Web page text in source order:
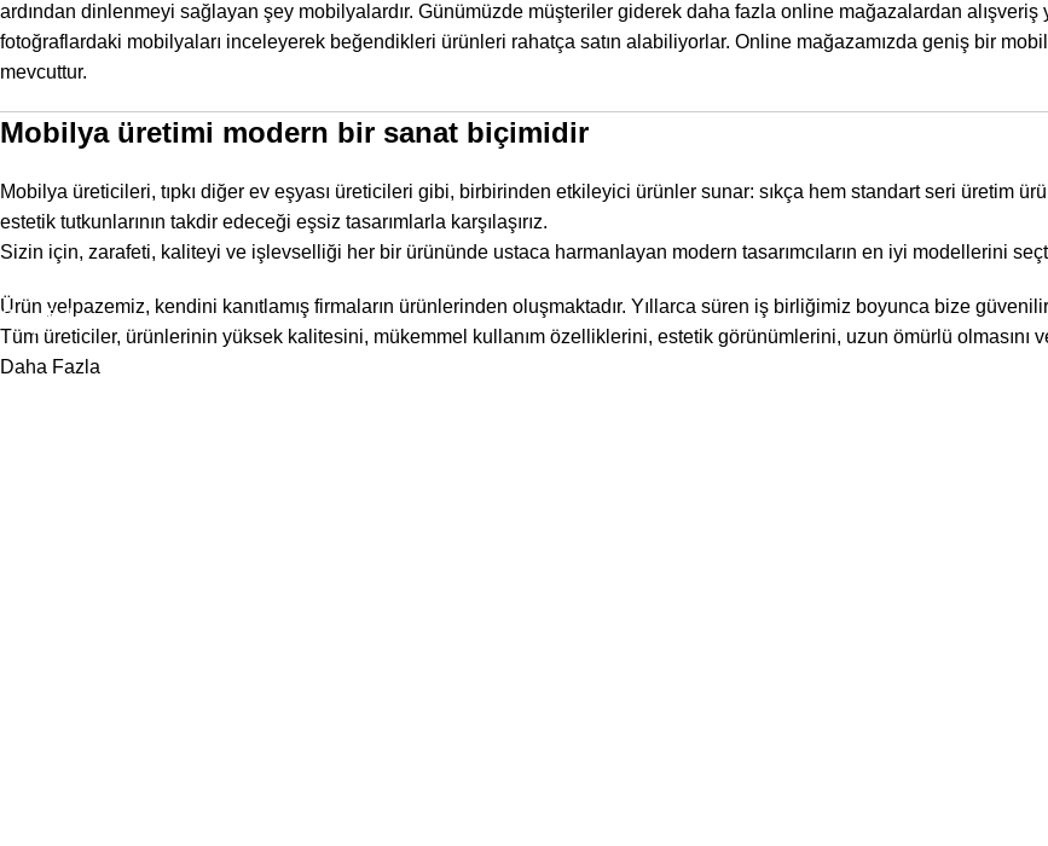
ardından dinlenmeyi sağlayan şey mobilyalardır. Günümüzde müşteriler giderek daha fazla online mağazalardan
fotoğraflardaki mobilyaları inceleyerek beğendikleri ürünleri rahatça satın alabiliyorlar. Online mağazamızda geniş bir
mevcuttur.
Mobilya üretimi modern bir sanat biçimidir
Mobilya üreticileri, tıpkı diğer ev eşyası üreticileri gibi, birbirinden etkileyici ürünler sunar: sıkça hem standart seri üretim
estetik tutkunlarının takdir edeceği eşsiz tasarımlarla karşılaşırız.
Sizin için, zarafeti, kaliteyi ve işlevselliği her bir ürününde ustaca harmanlayan modern tasarımcıların en iyi modellerini
Ürün yelpazemiz, kendini kanıtlamış firmaların ürünlerinden oluşmaktadır. Yıllarca süren iş birliğimiz boyunca bize
Tüm üreticiler, ürünlerinin yüksek kalitesini, mükemmel kullanım özelliklerini, estetik görünümlerini, uzun ömürlü olmasını
Daha Fazla
Sayfalar